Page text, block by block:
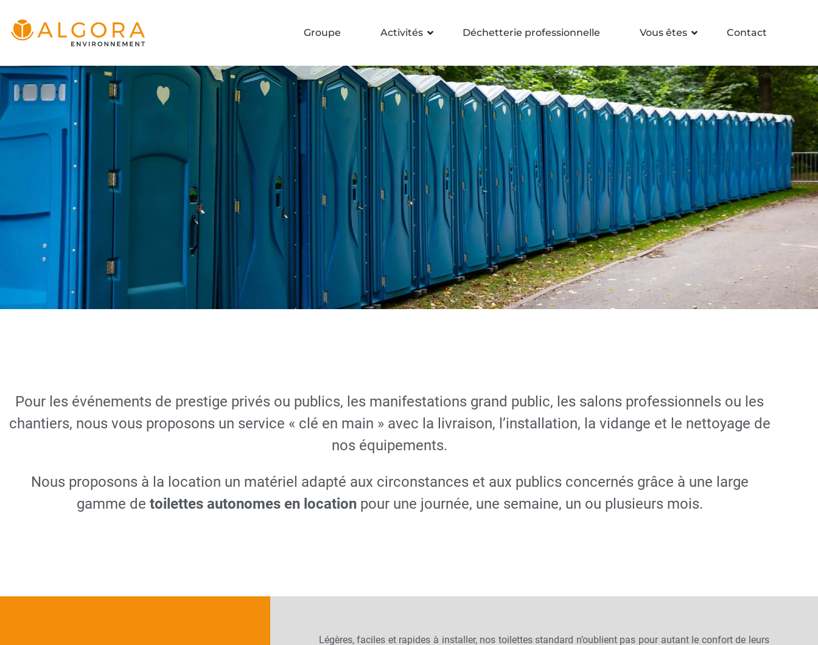
Groupe Activités Déchetterie professionnelle Vous êtes Contact
autonomes mobiles
Pour les événements de prestige privés ou publics, les manifestations grand public, les salons professionnels ou les
chantiers, nous vous proposons un service « clé en main » avec la livraison, l’installation, la vidange et le nettoyage de
nos équipements.
Nous proposons à la location un matériel adapté aux circonstances et aux publics concernés grâce à une large
gamme de toilettes autonomes en locationpour une journée, une semaine, un ou plusieurs mois.
Légères, faciles et rapides à installer, nos toilettes standard n’oublient pas pour autant le confort de leurs